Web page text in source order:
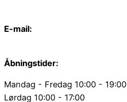
E-mail:
Åbningstider:
Mandag - Fredag 10:00 - 19:00
Lørdag 10:00 - 17:00